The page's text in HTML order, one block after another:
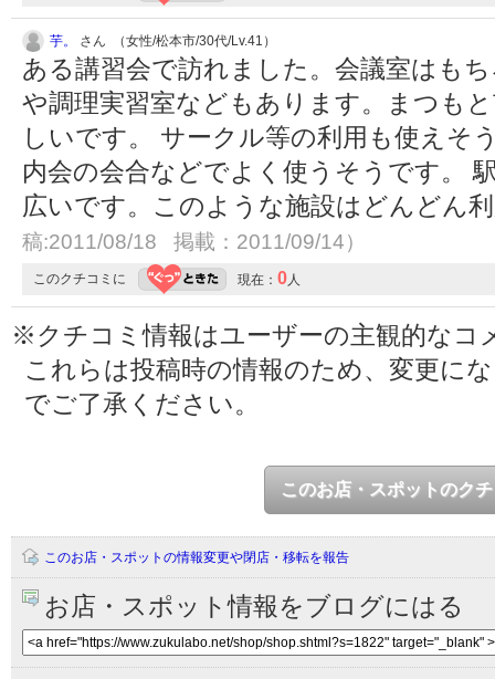
芋。 さん （女性/松本市/30代/Lv.41）
ある講習会で訪れました。会議室はも
や調理実習室などもあります。まつも
しいです。 サークル等の利用も使えそ
内会の会合などでよく使うそうです。
広いです。このような施設はどんどん
稿:2011/08/18 掲載：2011/09/14）
このクチコミに 現在： 0人
※クチコミ情報はユーザーの主観的なコ
これらは投稿時の情報のため、変更に
でご了承ください。
このお店・スポットのク
このお店・スポットの情報変更や閉店・移転を報告
お店・スポット情報をブログにはる